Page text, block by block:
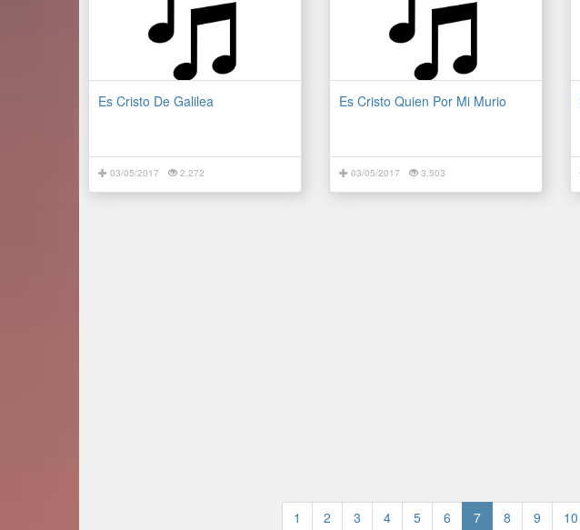
Es Cristo De Galilea
03/05/2017 2.272
Es Cristo Quien Por Mi Murio
03/05/2017 3.503
1 2 3 4 5 6 7 8 9 10